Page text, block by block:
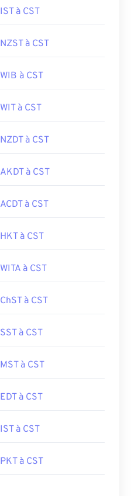
IST à CST
NZST à CST
WIB à CST
WIT à CST
NZDT à CST
AKDT à CST
ACDT à CST
HKT à CST
WITA à CST
ChST à CST
SST à CST
MST à CST
EDT à CST
IST à CST
PKT à CST